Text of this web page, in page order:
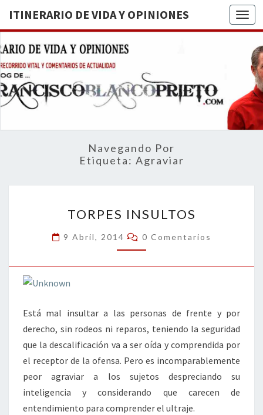
ITINERARIO DE VIDA Y OPINIONES
DE
BREVE
RECORRIDO
VITAL Y
ACTUALIDAD
Navegando Por
Etiqueta: Agraviar
INSULTOS
TORPES INSULTOS
9 Abril, 2014 Comentarios
0 Comentarios
Está mal insultar a las personas de frente y por
derecho, sin rodeos ni reparos, teniendo la seguridad
que la descalificación va a ser oída y comprendida por
el receptor de la ofensa. Pero es incomparablemente
peor agraviar a los sujetos despreciando su
inteligencia y considerando que carecen de
entendimiento para comprender el ultraje.